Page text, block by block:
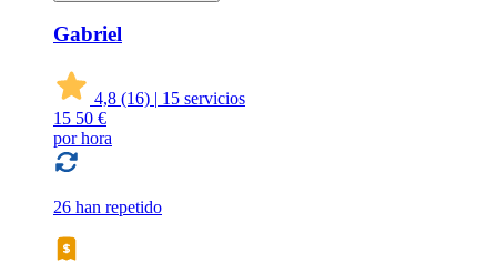
Gabriel
4,8 (16) | 15 servicios
15 50 €
por hora
26 han repetido